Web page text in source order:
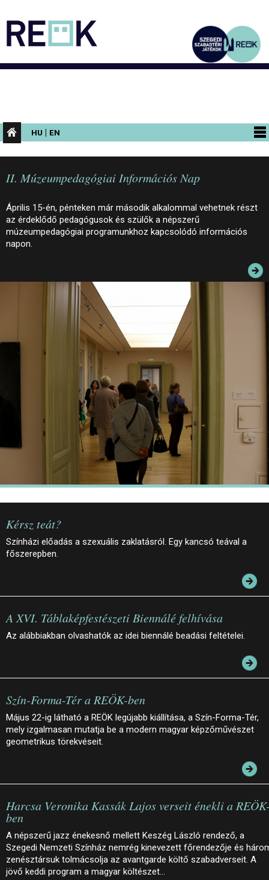
HU | EN
PROGRAMOK
KIÁLLÍTÁSOK
AZ ÉPÜLET
INFORMÁCIÓK
ELÉRHETŐSÉG
PALOTASÉTÁK ÉS VEZETÉSEK
KÖZÉRDEKŰ ADATOK
II. Múzeumpedagógiai Információs Nap
Április 15-én, pénteken már második alkalommal vehetnek részt
az érdeklődő pedagógusok és szülők a népszerű
múzeumpedagógiai programunkhoz kapcsolódó információs
napon.
Kérsz teát?
Színházi előadás a szexuális zaklatásról. Egy kancsó teával a
főszerepben.
A XVI. Táblaképfestészeti Biennálé felhívása
Az alábbiakban olvashatók az idei biennálé beadási feltételei.
Szín-Forma-Tér a REÖK-ben
Május 22-ig látható a REÖK legújabb kiállítása, a Szín-Forma-Tér,
mely izgalmasan mutatja be a modern magyar képzőművészet
geometrikus törekvéseit.
Harcsa Veronika Kassák Lajos verseit énekli a
ben
A népszerű jazz énekesnő mellett Keszég László rendező, a
Szegedi Nemzeti Színház nemrég kinevezett főrendezője és
zenésztársuk tolmácsolja az avantgarde költő szabadverseit. A
jövő keddi program a magyar költészet…